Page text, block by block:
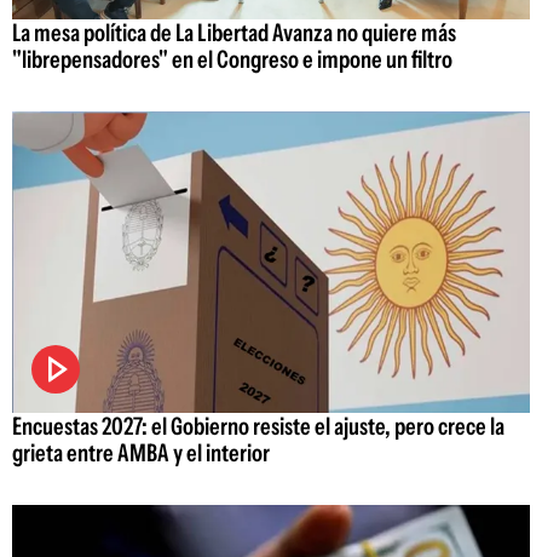
La mesa política de La Libertad Avanza no quiere más
"librepensadores" en el Congreso e impone un filtro
Encuestas 2027: el Gobierno resiste el ajuste, pero crece la
grieta entre AMBA y el interior